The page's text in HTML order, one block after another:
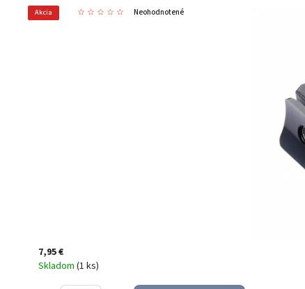
Akcia Neohodnotené
7,95 €
Skladom (1 ks)